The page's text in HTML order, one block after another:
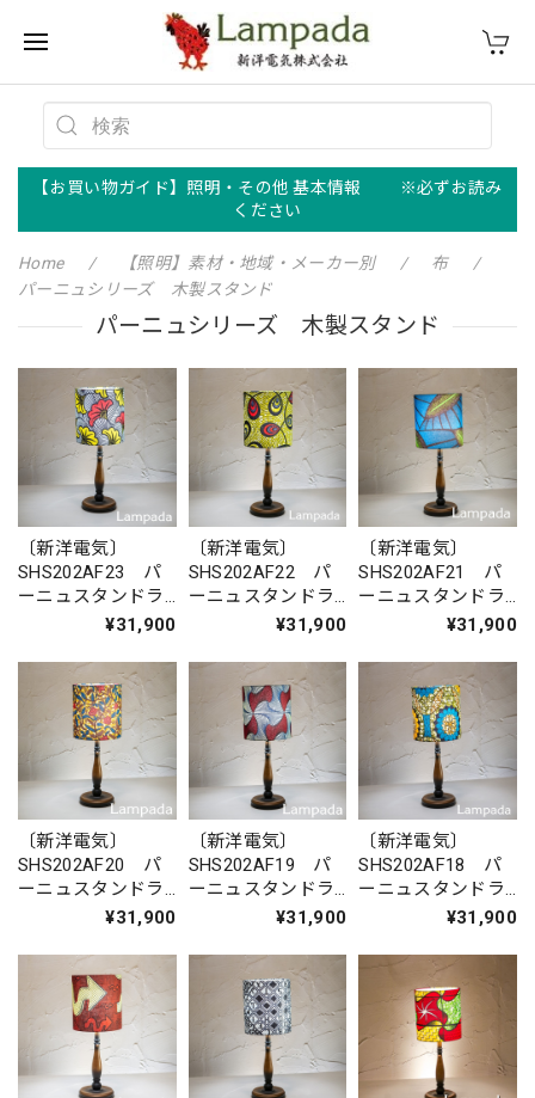
【お買い物ガイド】照明・その他 基本情報 ※必ずお読み
ください
Home 【照明】素材・地域・メーカー別
布
パーニュシリーズ 木製スタンド
パーニュシリーズ 木製スタンド
〔新洋電気〕
SHS202AF23 パ
ーニュスタンドラ
イト（木製脚）
¥31,900
〔新洋電気〕
SHS202AF22 パ
ーニュスタンドラ
イト（木製脚）
¥31,900
〔新洋電気〕
SHS202AF21 パ
ーニュスタンドラ
イト（木製脚）
¥31,900
〔新洋電気〕
SHS202AF20 パ
ーニュスタンドラ
イト（木製脚）
¥31,900
〔新洋電気〕
SHS202AF19 パ
ーニュスタンドラ
イト（木製脚）
¥31,900
〔新洋電気〕
SHS202AF18 パ
ーニュスタンドラ
イト（木製脚）
¥31,900